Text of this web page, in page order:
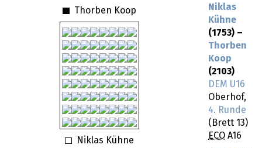
Thorben Koop
Niklas Kühne
Niklas
Kühne
(1753) –
Thorben
Koop
(2103)
DEM U16
Oberhof,
4. Runde
(Brett 13)
ECO A16